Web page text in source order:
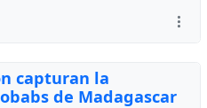
capturan la
de Madagascar